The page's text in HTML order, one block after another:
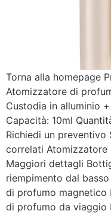
Torna alla homepage
Atomizzatore di
Custodia in alluminio
Capacità: 10ml
Richiedi un
correlati
Maggiori dettagli
riempimento dal
di profumo
di profumo da viaggio